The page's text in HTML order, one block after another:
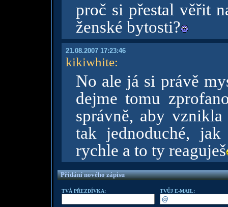
proč si přestal věřit
ženské bytosti?
21.08.2007 17:23:46
kikiwhite:
No ale já si právě
dejme tomu
správně, aby
tak jednoduché, jak
rychle a to ty reaguješ
Přidání nového zápisu
TVÁ PŘEZDÍVKA: TVŮJ E-MAIL: